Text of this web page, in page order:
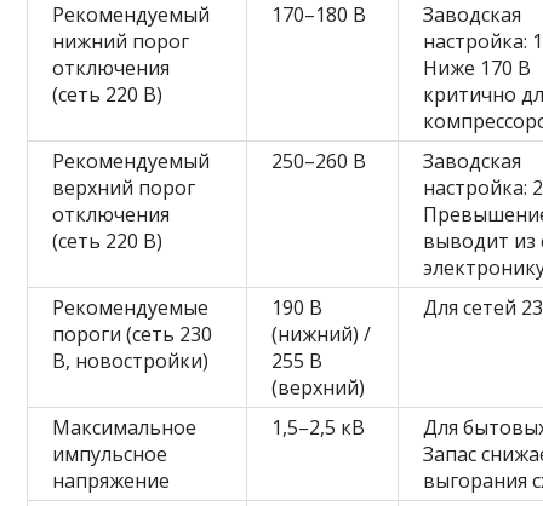
Рекомендуемый
нижний порог
отключения
(сеть 220 В)
170–180 В
Заводская
настройка:
Ниже 170 В
критично
Рекомендуемый
верхний порог
отключения
(сеть 220 В)
250–260 В
Заводская
настройка:
выводит из
Рекомендуемые
пороги (сеть 230
В, новостройки)
190 В
(нижний) /
255 В
(верхний)
Для сетей
Максимальное
импульсное
напряжение
1,5–2,5 кВ
Для
Запас
выгорания